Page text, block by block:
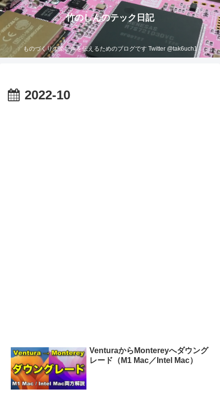
竹のしんのテック日記
ものづくりの楽しさを伝えるためのブログです Twitter @tak6uch1
2022-10
VenturaからMontereyへダウング
レード（M1 Mac／Intel Mac）